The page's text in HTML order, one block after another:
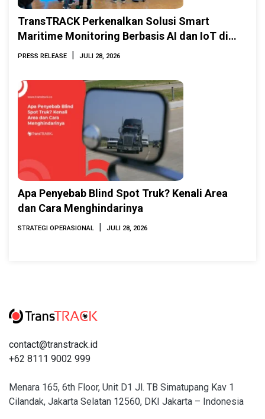
TransTRACK Perkenalkan Solusi Smart
Maritime Monitoring Berbasis AI dan IoT di
INAMARINE 2026
PRESS RELEASE | JULI 28, 2026
Apa Penyebab Blind Spot Truk? Kenali Area
dan Cara Menghindarinya
STRATEGI OPERASIONAL | JULI 28, 2026
contact@transtrack.id
+62 8111 9002 999
Menara 165, 6th Floor, Unit D1 Jl. TB Simatupang Kav 1
Cilandak, Jakarta Selatan 12560, DKI Jakarta – Indonesia